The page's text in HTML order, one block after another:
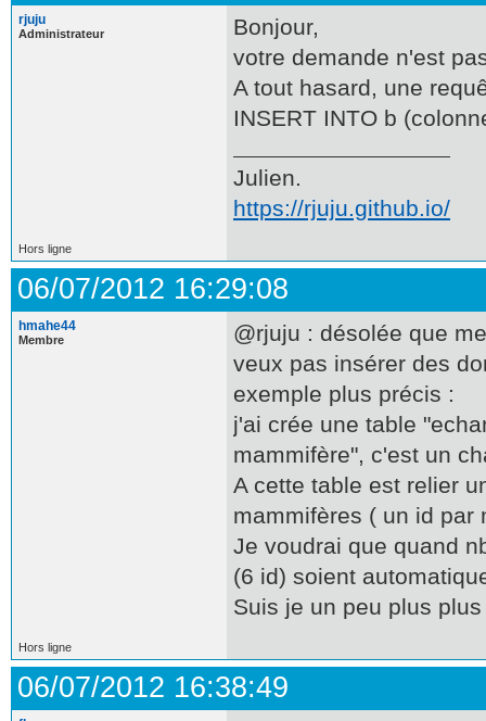
rjuju
Administrateur
Bonjour,
votre demande n'est
A tout hasard, une
INSERT INTO b
Julien.
https://rjuju.github.io/
Hors ligne
06/07/2012 16:29:08
hmahe44
Membre
@rjuju : désolée que
veux pas insérer des
exemple plus précis :
j'ai crée une table
mammifère", c'est un
A cette table est relier
mammifères ( un id par
Je voudrai que quand
(6 id) soient
Suis je un peu plus
Hors ligne
06/07/2012 16:38:49